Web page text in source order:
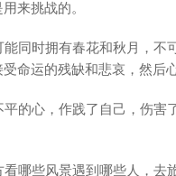
来挑战的。
同时拥有春花和秋月，不
命运的残缺和悲哀，然后
的心，作践了自己，伤害
哪些风景遇到哪些人，去